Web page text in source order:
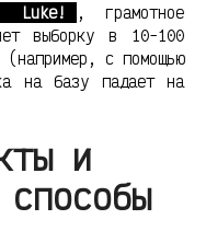
Luke!
, грамотное
выборку в 10-100
(например, с помощью
на базу падает на
и